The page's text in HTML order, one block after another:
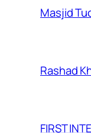
Masjid
Rashad
FIRST